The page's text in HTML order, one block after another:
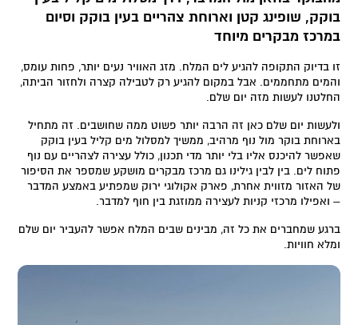
בוקק, שופינג קטן וארוחת צהריים בעין בוקק וסיום
במרכז מבקרים מיוחד
זו בדיוק התקופה להגיע לים המלח. מזג האוויר נעים יותר, פחות עומס,
והמים מתחממים. אבל במקום להגיע רק לטבילה קצרה ולחזור הביתה,
החלטנו לעשות מזה יום שלם.
ולעשות יום שלם כאן זה הרבה יותר פשוט ממה שחושבים. זה מתחיל
בארוחת בוקר מול נוף מרהיב, ממשיך למסלול מים קליל בעין בוקק
שאפשר להיכנס אליו בלי יותר מדי תכנון, כולל עצירה לצהריים עם נוף
פתוח לים. בין לבין גילינו גם מרכז מבקרים מושקע שמספר את הסיפור
של האזור מזווית אחרת, פארק אקולוגי ירוק שמפתיע באמצע המדבר
– ואפילו מרכזי קניות לעצירה ממוזגת בין חוף למדבר.
ברגע שמחברים את כל זה, מבינים שבים המלח אפשר להעביר יום שלם
ומלא חוויות.